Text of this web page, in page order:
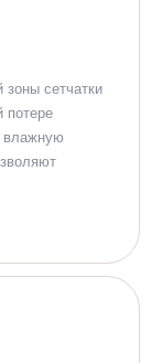
зоны сетчатки
потере
влажную